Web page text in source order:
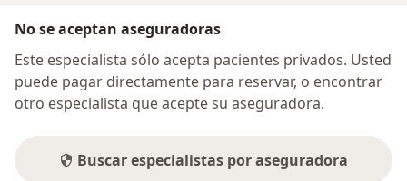
No se aceptan aseguradoras
Este especialista sólo acepta pacientes privados. Usted
puede pagar directamente para reservar, o encontrar
otro especialista que acepte su aseguradora.
Buscar especialistas por aseguradora